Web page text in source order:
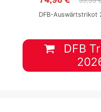
DFB-Auswärtstrikot
DFB